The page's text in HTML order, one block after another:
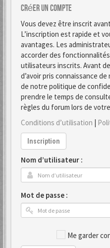
Créer un Compte
Vous devez être inscrit
L’inscription est rapide et
avantages. Les
accorder des
utilisateurs inscrits. Avant
d’avoir pris connaissance
de notre politique de
prendre le temps de
règles du forum lors de
Conditions d’utilisation |
Inscription
Nom d’utilisateur :
Mot de passe :
Me garder